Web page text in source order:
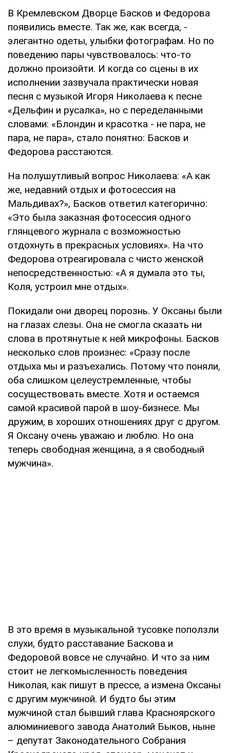
В Кремлевском Дворце Басков и Федорова
появились вместе. Так же, как всегда, -
элегантно одеты, улыбки фотографам. Но по
поведению пары чувствовалось: что-то
должно произойти. И когда со сцены в их
исполнении зазвучала практически новая
песня с музыкой Игоря Николаева к песне
«Дельфин и русалка», но с переделанными
словами: «Блондин и красотка - не пара, не
пара, не пара», стало понятно: Басков и
Федорова расстаются.
На полушутливый вопрос Николаева: «А как
же, недавний отдых и фотосессия на
Мальдивах?», Басков ответил категорично:
«Это была заказная фотосессия одного
глянцевого журнала с возможностью
отдохнуть в прекрасных условиях». На что
Федорова отреагировала с чисто женской
непосредственностью: «А я думала это ты,
Коля, устроил мне отдых».
Покидали они дворец порознь. У Оксаны были
на глазах слезы. Она не смогла сказать ни
слова в протянутые к ней микрофоны. Басков
несколько слов произнес: «Сразу после
отдыха мы и разъехались. Потому что поняли,
оба слишком целеустремленные, чтобы
сосуществовать вместе. Хотя и остаемся
самой красивой парой в шоу-бизнесе. Мы
дружим, в хороших отношениях друг с другом.
Я Оксану очень уважаю и люблю. Но она
теперь свободная женщина, а я свободный
мужчина».
В это время в музыкальной тусовке поползли
слухи, будто расставание Баскова и
Федоровой вовсе не случайно. И что за ним
стоит не легкомысленность поведения
Николая, как пишут в прессе, а измена Оксаны
с другим мужчиной. И будто бы этим
мужчиной стал бывший глава Красноярского
алюминиевого завода Анатолий Быков, ныне
– депутат Законодательного Собрания